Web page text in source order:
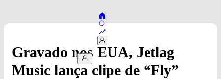
Gravado nos EUA, Jetlag
Music lança clipe de “Fly”